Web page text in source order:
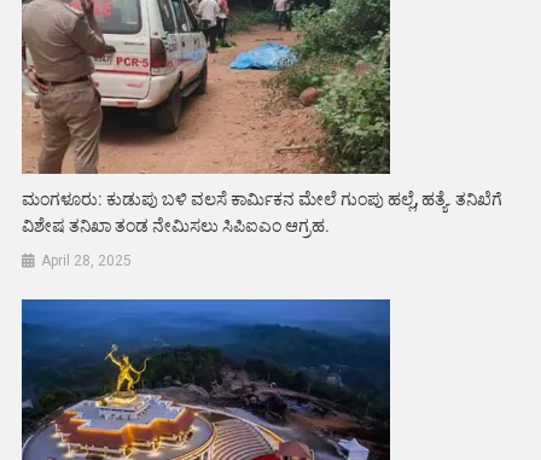
ಮಂಗಳೂರು: ಕುಡುಪು ಬಳಿ ವಲಸೆ ಕಾರ್ಮಿಕನ ಮೇಲೆ ಗುಂಪು ಹಲ್ಲೆ, ಹತ್ಯೆ. ತನಿಖೆಗೆ
ವಿಶೇಷ ತನಿಖಾ ತಂಡ ನೇಮಿಸಲು ಸಿಪಿಐಎಂ ಆಗ್ರಹ.
April 28, 2025